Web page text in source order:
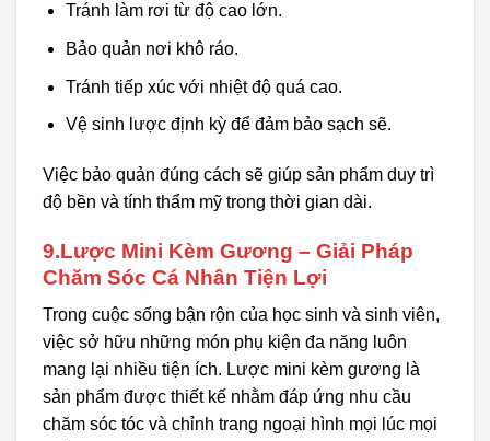
Tránh làm rơi từ độ cao lớn.
Bảo quản nơi khô ráo.
Tránh tiếp xúc với nhiệt độ quá cao.
Vệ sinh lược định kỳ để đảm bảo sạch sẽ.
Việc bảo quản đúng cách sẽ giúp sản phẩm duy trì
độ bền và tính thẩm mỹ trong thời gian dài.
9.Lược Mini Kèm Gương – Giải Pháp
Chăm Sóc Cá Nhân Tiện Lợi
Trong cuộc sống bận rộn của học sinh và sinh viên,
việc sở hữu những món phụ kiện đa năng luôn
mang lại nhiều tiện ích. Lược mini kèm gương là
sản phẩm được thiết kế nhằm đáp ứng nhu cầu
chăm sóc tóc và chỉnh trang ngoại hình mọi lúc mọi